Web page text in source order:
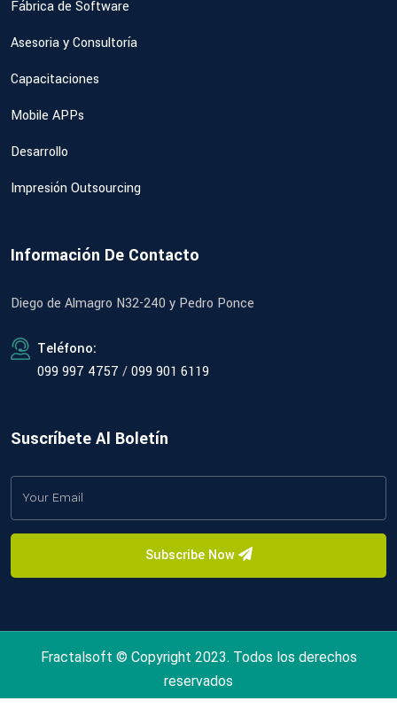
Fábrica de Software
Asesoria y Consultoría
Capacitaciones
Mobile APPs
Desarrollo
Impresión Outsourcing
Información De Contacto
Diego de Almagro N32-240 y Pedro Ponce
Teléfono:
099 997 4757 /099 901 6119
Suscríbete Al Boletín
Subscribe Now
Fractalsoft © Copyright 2023. Todos los derechos
reservados